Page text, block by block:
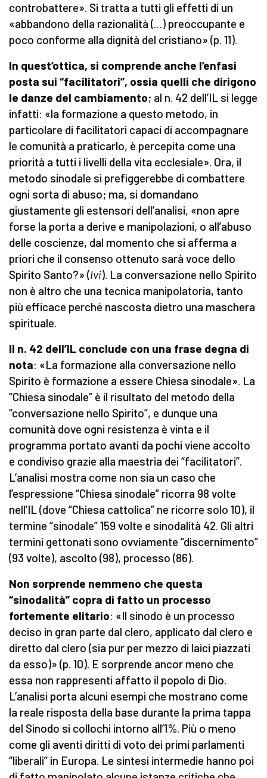
controbattere». Si tratta a tutti gli effetti di un
«abbandono della razionalità (…) preoccupante e
poco conforme alla dignità del cristiano» (p. 11).
In quest’ottica, si comprende anche l’enfasi
posta sui “facilitatori”, ossia quelli che dirigono
le danze del cambiamento; al n. 42 dell’IL si legge
infatti: «la formazione a questo metodo, in
particolare di facilitatori capaci di accompagnare
le comunità a praticarlo, è percepita come una
priorità a tutti i livelli della vita ecclesiale». Ora, il
metodo sinodale si prefiggerebbe di combattere
ogni sorta di abuso; ma, si domandano
giustamente gli estensori dell’analisi, «non apre
forse la porta a derive e manipolazioni, o all’abuso
delle coscienze, dal momento che si afferma a
priori che il consenso ottenuto sarà voce dello
Spirito Santo?» (Ivi). La conversazione nello Spirito
non è altro che una tecnica manipolatoria, tanto
più efficace perché nascosta dietro una maschera
spirituale.
Il n. 42 dell’IL conclude con una frase degna di
nota: «La formazione alla conversazione nello
Spirito è formazione a essere Chiesa sinodale». La
“Chiesa sinodale” è il risultato del metodo della
“conversazione nello Spirito”, e dunque una
comunità dove ogni resistenza è vinta e il
programma portato avanti da pochi viene accolto
e condiviso grazie alla maestria dei “facilitatori”.
L’analisi mostra come non sia un caso che
l’espressione “Chiesa sinodale” ricorra 98 volte
nell’IL (dove “Chiesa cattolica” ne ricorre solo 10), il
termine “sinodale” 159 volte e sinodalità 42. Gli altri
termini gettonati sono ovviamente “discernimento”
(93 volte), ascolto (98), processo (86).
Non sorprende nemmeno che questa
“sinodalità” copra di fatto un processo
fortemente elitario: «Il sinodo è un processo
deciso in gran parte dal clero, applicato dal clero e
diretto dal clero (sia pur per mezzo di laici piazzati
da esso)» (p. 10). E sorprende ancor meno che
essa non rappresenti affatto il popolo di Dio.
L’analisi porta alcuni esempi che mostrano come
la reale risposta della base durante la prima tappa
del Sinodo si collochi intorno all’1%. Più o meno
come gli aventi diritti di voto dei primi parlamenti
“liberali” in Europa. Le sintesi intermedie hanno poi